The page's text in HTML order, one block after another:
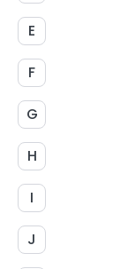
E
F
G
H
I
J